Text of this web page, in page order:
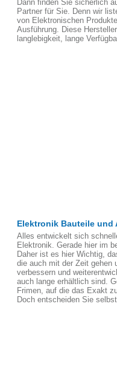
Dann finden Sie sicherlich
Partner für Sie. Denn wir
von Elektronischen
Ausführung. Diese
langlebigkeit, lange
Elektronik Bauteile und
Alles entwickelt sich
Elektronik. Gerade hier im
Daher ist es hier Wichtig,
die auch mit der Zeit gehen
verbessern und
auch lange erhältlich sind.
Frimen, auf die das Exakt
Doch entscheiden Sie